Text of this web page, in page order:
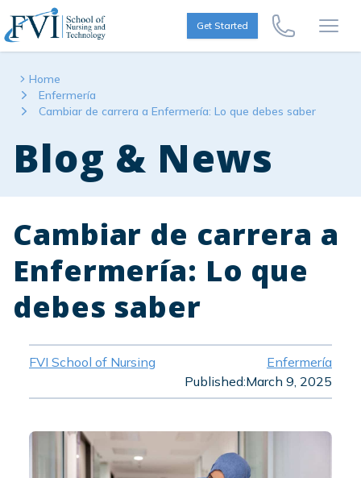
Skip to content
FVI School of Nursing
Get Started
Call Us Now
Home
Enfermería
Cambiar de carrera a Enfermería: Lo que debes saber
Blog & News
Cambiar de carrera a
Enfermería: Lo que
debes saber
FVI School of Nursing
Enfermería
Published:March 9, 2025